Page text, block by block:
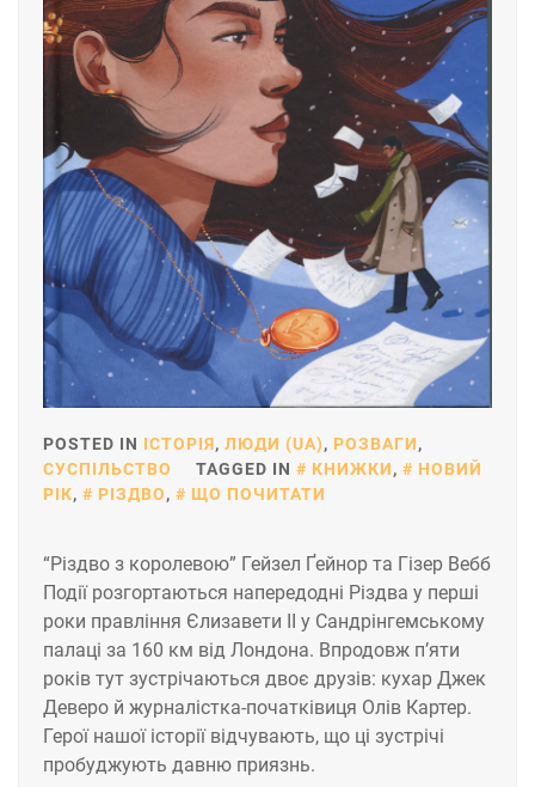
POSTED IN ІСТОРІЯ, ЛЮДИ (UA), РОЗВАГИ,
СУСПІЛЬСТВО
TAGGED IN КНИЖКИ,
НОВИЙ
РІК, РІЗДВО, ЩО ПОЧИТАТИ
“Різдво з королевою” Гейзел Ґейнор та Гізер Вебб
Події розгортаються напередодні Різдва у перші
роки правління Єлизавети ІІ у Сандрінгемському
палаці за 160 км від Лондона. Впродовж п’яти
років тут зустрічаються двоє друзів: кухар Джек
Деверо й журналістка-початківиця Олів Картер.
Герої нашої історії відчувають, що ці зустрічі
пробуджують давню приязнь.